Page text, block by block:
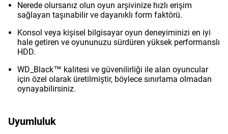
Nerede olursanız olun oyun arşivinize hızlı erişim
sağlayan taşınabilir ve dayanıklı form faktörü.
Konsol veya kişisel bilgisayar oyun deneyiminizi en iyi
hale getiren ve oyununuzu sürdüren yüksek performanslı
HDD.
WD_Black™ kalitesi ve güvenilirliği ile alan oyuncular
için özel olarak üretilmiştir, böylece sınırlama olmadan
oynayabilirsiniz.
Uyumluluk